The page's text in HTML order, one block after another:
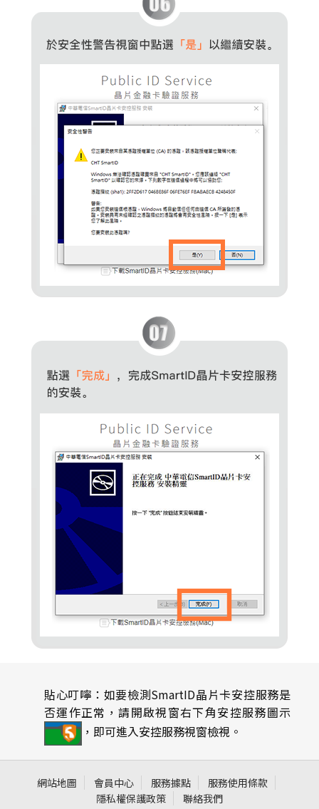
貼心叮嚀：如要檢測SmartID晶片卡安控服務是
否運作正常，請開啟視窗右下角安控服務圖示
，即可進入安控服務視窗檢視。
網站地圖 會員中心 服務據點
服務使用條款
隱私權保護政策
聯絡我們